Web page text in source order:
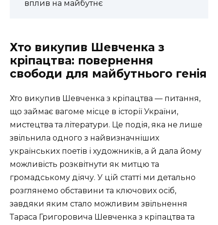
вплив на майбутнє
Хто викупив Шевченка з
кріпацтва: повернення
свободи для майбутнього генія
Хто викупив Шевченка з кріпацтва — питання,
що займає вагоме місце в історії України,
мистецтва та літератури. Це подія, яка не лише
звільнила одного з найвизначніших
українських поетів і художників, а й дала йому
можливість розквітнути як митцю та
громадському діячу. У цій статті ми детально
розглянемо обставини та ключових осіб,
завдяки яким стало можливим звільнення
Тараса Григоровича Шевченка з кріпацтва та